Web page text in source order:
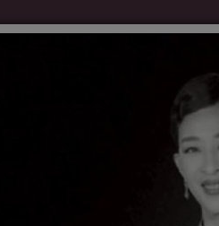
ร้องเรียน/ร้องทุกข์